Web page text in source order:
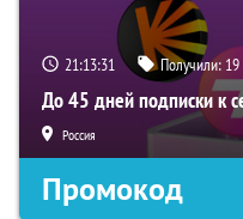
21:13:30 Получили: 19
До 45 дней подписки к
Россия
Промокод